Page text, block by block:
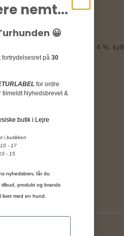
drikkevand.
4 %, tørrede blåbær 4 %,
omega-6-fedtsyrer 2,0 %.
nemt...
😀
på 30
for ordre
tilmeldt Nyhedsbrevet &
butik i Lejre
i butikken
- 17
- 15
nyhedsbrev, får du
produkt og brands
livet med en hund.